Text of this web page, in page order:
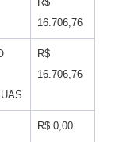
16.706,76
R$
16.706,76
R$ 0,00